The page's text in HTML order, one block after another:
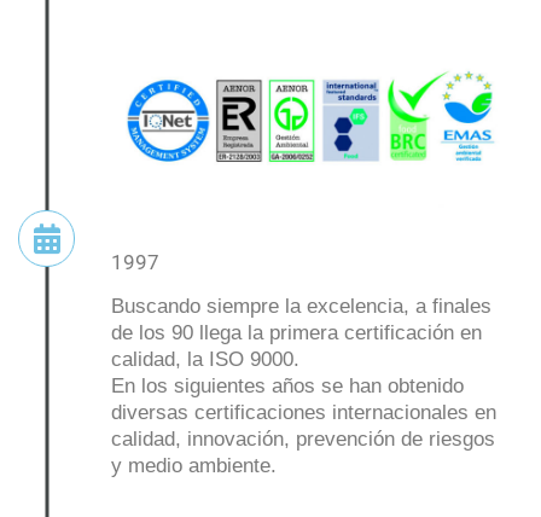
1997
Buscando siempre la excelencia, a finales
de los 90 llega la primeracertificación en
calidad, la ISO 9000.
En los siguientes años se han obtenido
diversas certificaciones internacionales en
calidad, innovación, prevención de riesgos
y medio ambiente.